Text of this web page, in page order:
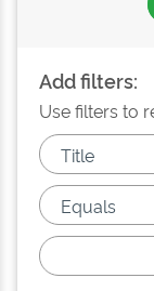
Add filters:
Use filters to